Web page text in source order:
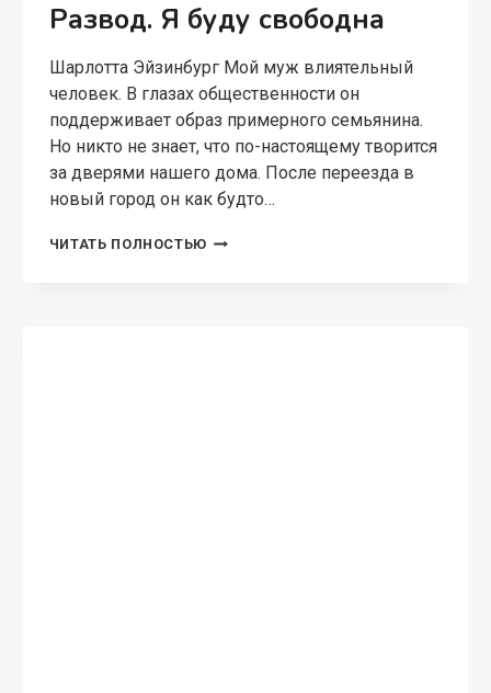
Развод. Я буду свободна
Шарлотта Эйзинбург Мой муж влиятельный
человек. В глазах общественности он
поддерживает образ примерного семьянина.
Но никто не знает, что по-настоящему творится
за дверями нашего дома. После переезда в
новый город он как будто…
ЧИТАТЬ ПОЛНОСТЬЮ РАЗВОД.